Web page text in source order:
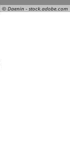
© Daenin - stock.adobe.com